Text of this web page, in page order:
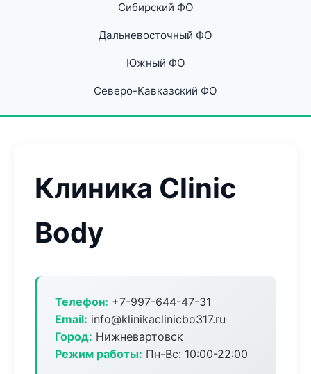
Сибирский ФО
Дальневосточный ФО
Южный ФО
Северо-Кавказский ФО
Клиника Clinic
Body
Телефон: +7-997-644-47-31
Email: info@klinikaclinicbo317.ru
Город: Нижневартовск
Режим работы: Пн-Вс: 10:00-22:00